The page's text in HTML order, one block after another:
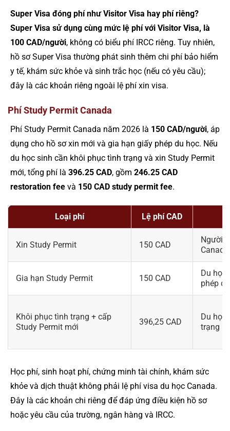
Super Visa đóng phí như Visitor Visa hay phí riêng?
Super Visa sử dụng cùng mức lệ phí với Visitor Visa, là
100 CAD/người, không có biểu phí IRCC riêng. Tuy nhiên,
hồ sơ Super Visa thường phát sinh thêm chi phí bảo hiểm
y tế, khám sức khỏe và sinh trắc học (nếu có yêu cầu);
đây là các khoản riêng ngoài lệ phí xin visa.
Phí Study Permit Canada
Phí Study Permit Canada năm 2026 là 150 CAD/người, áp
dụng cho hồ sơ xin mới và gia hạn giấy phép du học. Nếu
du học sinh cần khôi phục tình trạng và xin Study Permit
mới, tổng phí là 396.25 CAD, gồm 246.25 CAD
restoration fee và 150 CAD study permit fee.
Loại phí Lệ phí CAD
Xin Study Permit 150 CAD
Người
Canada
Gia hạn Study Permit 150 CAD
Du học
phép
Khôi phục tình trạng + cấp
Study Permit mới
396,25 CAD
Du học
trạng
Học phí, sinh hoạt phí, chứng minh tài chính, khám sức
khỏe và dịch thuật không phải lệ phí visa du học Canada.
Đây là các khoản chi riêng để đáp ứng điều kiện hồ sơ
hoặc yêu cầu của trường, ngân hàng và IRCC.